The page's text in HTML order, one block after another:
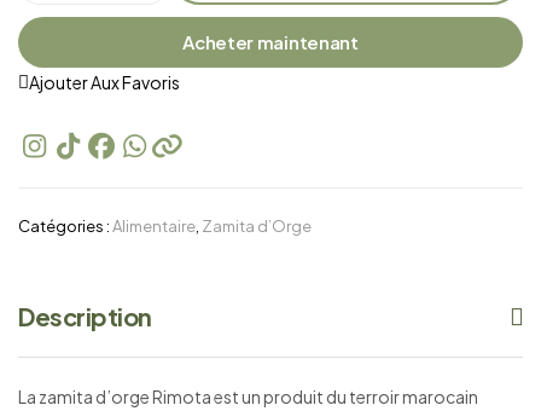
Acheter maintenant
Ajouter Aux Favoris
Catégories :Alimentaire Zamita d’Orge
Description
La zamita d’orge Rimota est un produit du terroir marocain